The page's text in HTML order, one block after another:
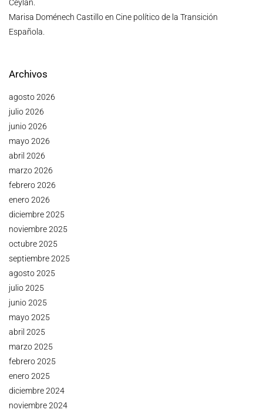
Ceylan.
Marisa Doménech Castilloen Cine político de la Transición
Española.
Archivos
agosto 2026
julio 2026
junio 2026
mayo 2026
abril 2026
marzo 2026
febrero 2026
enero 2026
diciembre 2025
noviembre 2025
octubre 2025
septiembre 2025
agosto 2025
julio 2025
junio 2025
mayo 2025
abril 2025
marzo 2025
febrero 2025
enero 2025
diciembre 2024
noviembre 2024